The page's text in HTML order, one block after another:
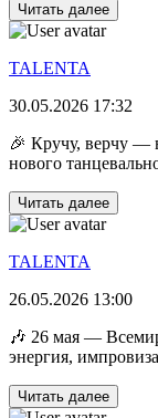
Читать далее
TALENTA
30.05.2026 17:32
🎉 Кручу, верчу —
нового
Читать далее
TALENTA
26.05.2026 13:00
🎶 26 мая —
энергия,
Читать далее